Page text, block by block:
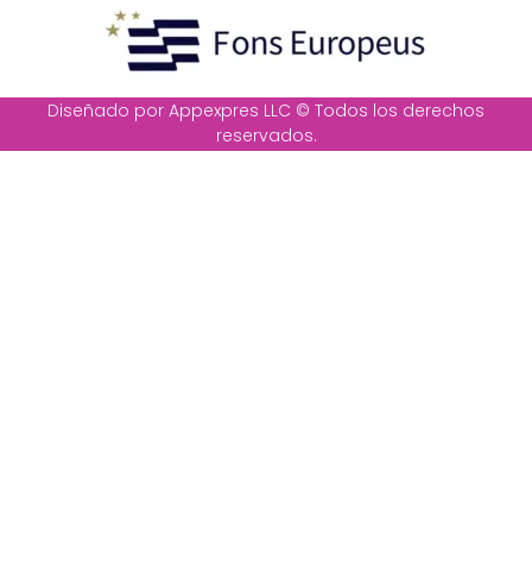
Diseñado por Appexpres LLC © Todos los derechos
reservados.